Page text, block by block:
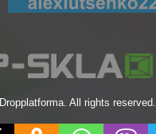
All rights reserved.